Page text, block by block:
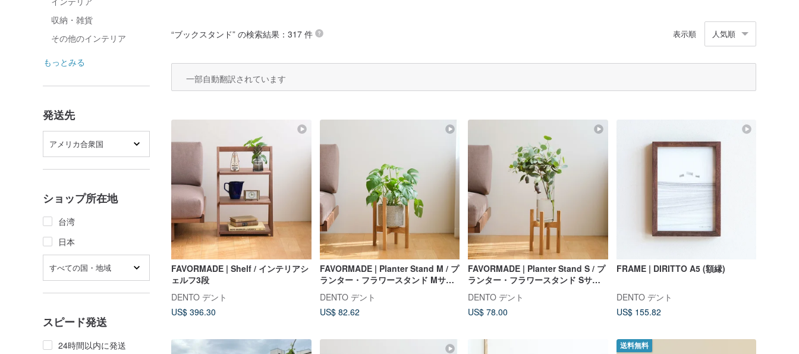
収納・雑貨
その他のインテリア
もっとみる
発送先
アメリカ合衆国
ショップ所在地
台湾
日本
すべての国・地域
スピード発送
24時間以内に発送
“ブックスタンド” の検索結果：317 件 表示順 人気順
一部自動翻訳されています
FAVORMADE | Shelf / インテリアシ
ェルフ3段
DENTO デント
US$ 396.30
FAVORMADE | Planter Stand M / プ
ランター・フラワースタンド Mサイ
ズ
DENTO デント
US$ 82.62
FAVORMADE | Planter Stand S / プ
ランター・フラワースタンド Sサイ
ズ
DENTO デント
US$ 78.00
FRAME | DIRITTO A5 (額縁)
DENTO デント
US$ 155.82
送料無料